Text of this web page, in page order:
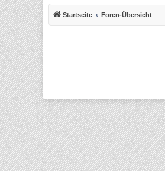
Startseite Foren-Übersicht